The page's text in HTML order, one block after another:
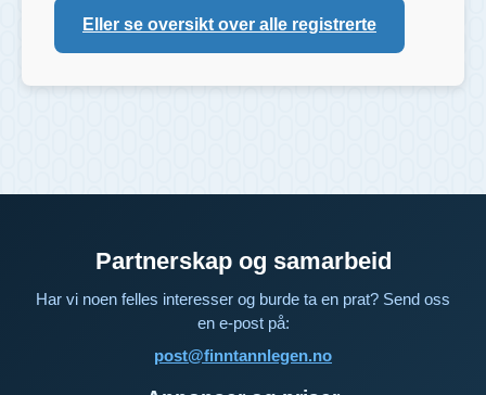
Eller se oversikt over alle registrerte
Partnerskap og samarbeid
Har vi noen felles interesser og burde ta en prat? Send oss
en e-post på:
post@finntannlegen.no